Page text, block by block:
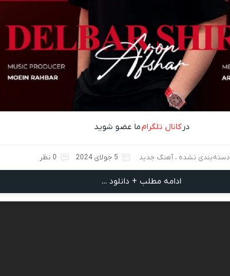
درکانال تلگرامما عضو شوید
دسته‌بندی نشده ، آهنگ جدید 5 جولای 2024 0 نظر
ادامه مطلب + دانلود ...